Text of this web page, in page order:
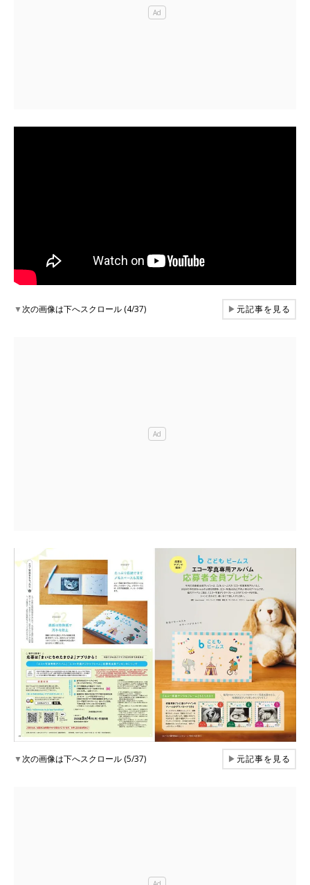
▼次の画像は下へスクロール (4/37) ▶元記事を見る
▼次の画像は下へスクロール (5/37) ▶元記事を見る